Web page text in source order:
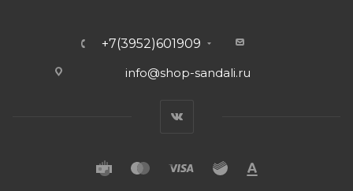
+7(3952)601909
info@shop-sandali.ru